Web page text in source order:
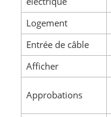
Logement
Entrée de câble
Afficher
Approbations